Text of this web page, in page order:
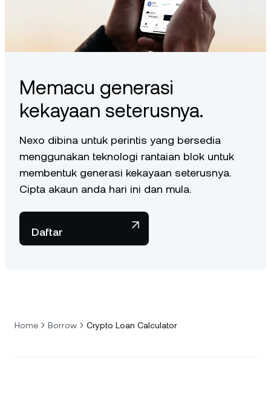
Memacu generasi
kekayaan seterusnya.
Nexo dibina untuk perintis yang bersedia
menggunakan teknologi rantaian blok untuk
membentuk generasi kekayaan seterusnya.
Cipta akaun anda hari ini dan mula.
Daftar
Home Borrow Crypto Loan Calculator